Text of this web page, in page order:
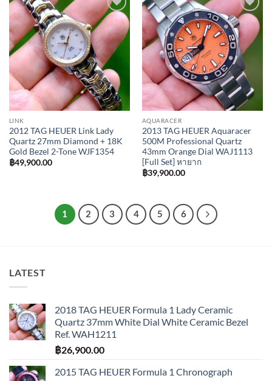
Add to
Wishlist
LINK
2012 TAG HEUER Link Lady
Quartz 27mm Diamond + 18K
Gold Bezel 2-Tone WJF1354
฿49,900.00
Add to
Wishlist
AQUARACER
2013 TAG HEUER Aquaracer
500M Professional Quartz
43mm Orange Dial WAJ1113
[Full Set] หายาก
฿39,900.00
1 2 3 4 5 6
LATEST
2018 TAG HEUER Formula 1 Lady Ceramic
Quartz 37mm White Dial White Ceramic Bezel
Ref. WAH1211
฿26,900.00
2015 TAG HEUER Formula 1 Chronograph